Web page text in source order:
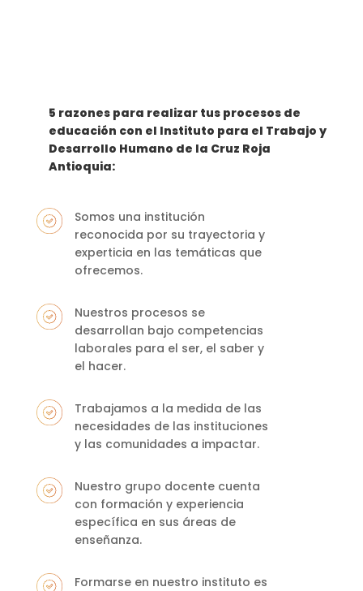
5 razones para realizar tus procesos de
educación con el Instituto para el Trabajo y
Desarrollo Humano de la Cruz Roja
Antioquia:
Somos una institución
reconocida por su trayectoria y
experticia en las temáticas que
ofrecemos.
Nuestros procesos se
desarrollan bajo competencias
laborales para el ser, el saber y
el hacer.
Trabajamos a la medida de las
necesidades de las instituciones
y las comunidades a impactar.
Nuestro grupo docente cuenta
con formación y experiencia
específica en sus áreas de
enseñanza.
Formarse en nuestro instituto es